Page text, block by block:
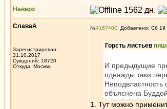
Наверх
СлаваА
Зарегистрирован:
31.10.2017
Суждений: 18720
Откуда: Москва
№416740 Добавлено: Сб 19
Горсть листьев
И предыдущие
однажды таки
Неподвластность
объяснена Буддой.
1. Тут можно